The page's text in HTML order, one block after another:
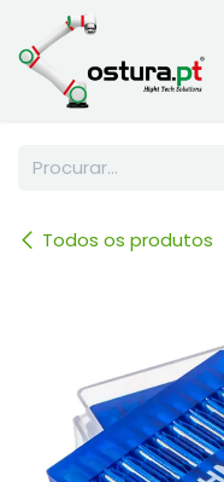
Skip to Content
Todos os produtos